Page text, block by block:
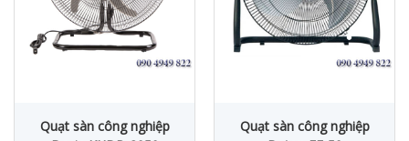
Quạt sàn công nghiệp
Quạt sàn công nghiệp